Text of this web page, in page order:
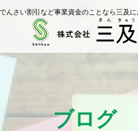
んさい割引など事業資金のことなら三及に
ブログ